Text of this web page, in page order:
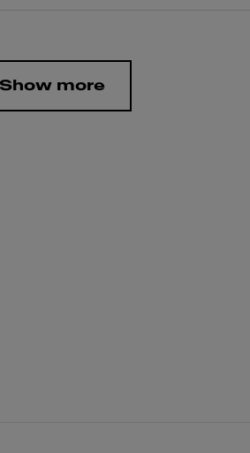
Show more